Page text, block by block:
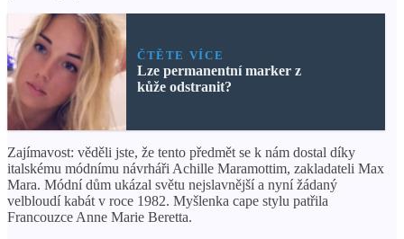
ČTĚTE VÍCE
Lze permanentní marker z
kůže odstranit?
Zajímavost: věděli jste, že tento předmět se k nám dostal díky
italskému módnímu návrháři Achille Maramottim, zakladateli Max
Mara. Módní dům ukázal světu nejslavnější a nyní žádaný
velbloudí kabát v roce 1982. Myšlenka cape stylu patřila
Francouzce Anne Marie Beretta.